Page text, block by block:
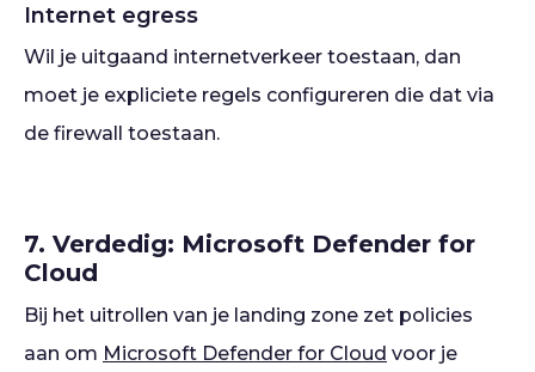
Internet egress
Wil je uitgaand internetverkeer toestaan, dan
moet je expliciete regels configureren die dat via
de firewall toestaan.
7. Verdedig: Microsoft Defender for
Cloud
Bij het uitrollen van je landing zone zet policies
aan om Microsoft Defender for Cloud voor je